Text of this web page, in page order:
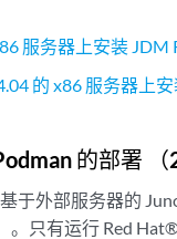
服务器上安装 JDM
的 x86 服务器上
的部署 （
于外部服务器的
。只有运行 Red